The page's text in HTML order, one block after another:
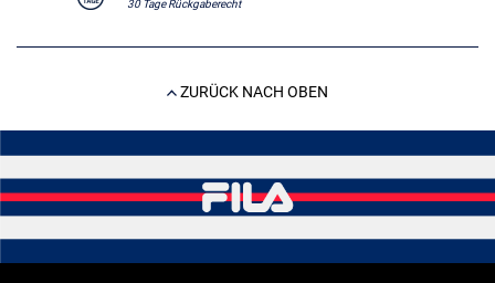
30 Tage Rückgaberecht
ZURÜCK NACH OBEN